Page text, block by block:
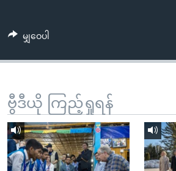
စာမျက်နှာ
ကျော်
ရန်
ရှာဖွေ
ရန်
နေရာ
သို့
ဗွီအိုအေ လူမှုကွန်ယက်များ
ဘာသာစကားများ
မျှဝေပါ
ဗွီဒီယို ကြည့်ရှုရန်